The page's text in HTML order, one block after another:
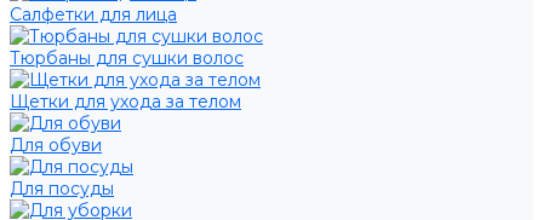
Салфетки для лица
Тюрбаны для сушки волос
Щетки для ухода за телом
Для обуви
Для посуды